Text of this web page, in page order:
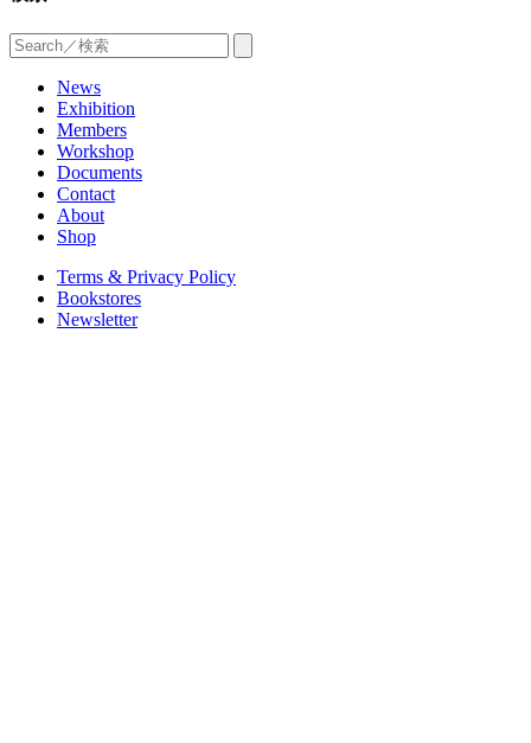
News
Exhibition
Members
Workshop
Documents
Contact
About
Shop
Terms & Privacy Policy
Bookstores
Newsletter